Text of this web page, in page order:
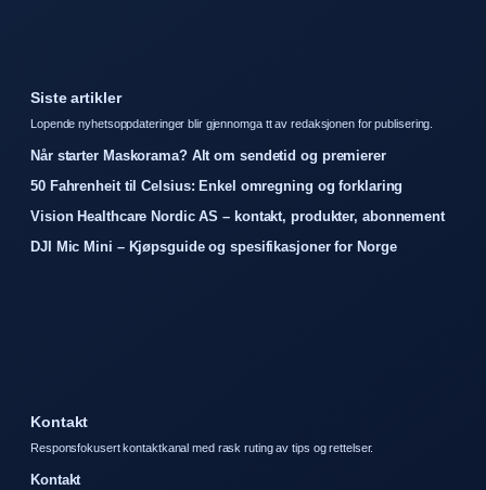
Siste artikler
Lopende nyhetsoppdateringer blir gjennomga tt av redaksjonen for publisering.
Når starter Maskorama? Alt om sendetid og premierer
50 Fahrenheit til Celsius: Enkel omregning og forklaring
Vision Healthcare Nordic AS – kontakt, produkter, abonnement
DJI Mic Mini – Kjøpsguide og spesifikasjoner for Norge
Kontakt
Responsfokusert kontaktkanal med rask ruting av tips og rettelser.
Kontakt